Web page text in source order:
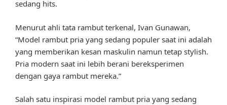
sedang hits.
Menurut ahli tata rambut terkenal, Ivan Gunawan,
“Model rambut pria yang sedang populer saat ini adalah
yang memberikan kesan maskulin namun tetap stylish.
Pria modern saat ini lebih berani bereksperimen
dengan gaya rambut mereka.”
Salah satu inspirasi model rambut pria yang sedang